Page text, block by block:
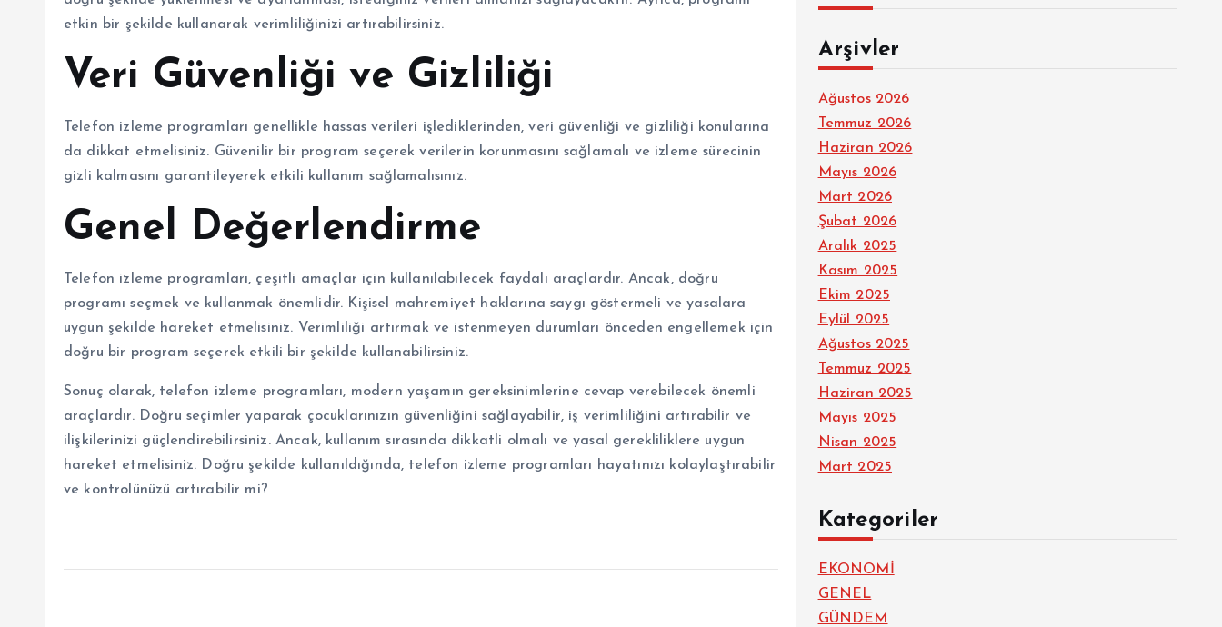
etkin bir şekilde kullanarak verimliliğinizi artırabilirsiniz.
Veri Güvenliği ve Gizliliği
Telefon izleme programları genellikle hassas verileri işlediklerinden, veri güvenliği ve gizliliği konularına
da dikkat etmelisiniz. Güvenilir bir program seçerek verilerin korunmasını sağlamalı ve izleme sürecinin
gizli kalmasını garantileyerek etkili kullanım sağlamalısınız.
Genel Değerlendirme
Telefon izleme programları, çeşitli amaçlar için kullanılabilecek faydalı araçlardır. Ancak, doğru
programı seçmek ve kullanmak önemlidir. Kişisel mahremiyet haklarına saygı göstermeli ve yasalara
uygun şekilde hareket etmelisiniz. Verimliliği artırmak ve istenmeyen durumları önceden engellemek için
doğru bir program seçerek etkili bir şekilde kullanabilirsiniz.
Sonuç olarak, telefon izleme programları, modern yaşamın gereksinimlerine cevap verebilecek önemli
araçlardır. Doğru seçimler yaparak çocuklarınızın güvenliğini sağlayabilir, iş verimliliğini artırabilir ve
ilişkilerinizi güçlendirebilirsiniz. Ancak, kullanım sırasında dikkatli olmalı ve yasal gerekliliklere uygun
hareket etmelisiniz. Doğru şekilde kullanıldığında, telefon izleme programları hayatınızı kolaylaştırabilir
ve kontrolünüzü artırabilir mi?
Arşivler
Ağustos 2026
Temmuz 2026
Haziran 2026
Mayıs 2026
Mart 2026
Şubat 2026
Aralık 2025
Kasım 2025
Ekim 2025
Eylül 2025
Ağustos 2025
Temmuz 2025
Haziran 2025
Mayıs 2025
Nisan 2025
Mart 2025
Kategoriler
EKONOMİ
GENEL
GÜNDEM